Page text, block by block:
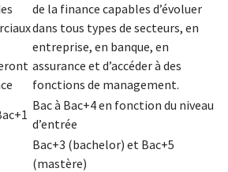
de la finance capables d’évoluer
dans tous types de secteurs, en
entreprise, en banque, en
assurance et d’accéder à des
fonctions de management.
Bac à Bac+4 en fonction du niveau
d’entrée
Bac+3 (bachelor) et Bac+5
(mastère)